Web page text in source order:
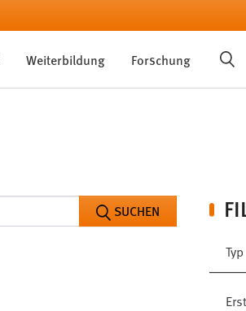
Weiterbildung Forschung
Typ
SUCHEN